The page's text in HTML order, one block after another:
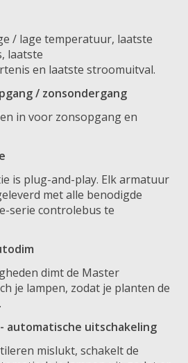
/ lage temperatuur, laatste
laatste
en laatste stroomuitval.
/ zonsondergang
in voor zonsopgang en
is plug-and-play. Elk armatuur
met alle benodigde
serie controlebus te
dimt de Master
je lampen, zodat je planten de
automatische uitschakeling
mislukt, schakelt de